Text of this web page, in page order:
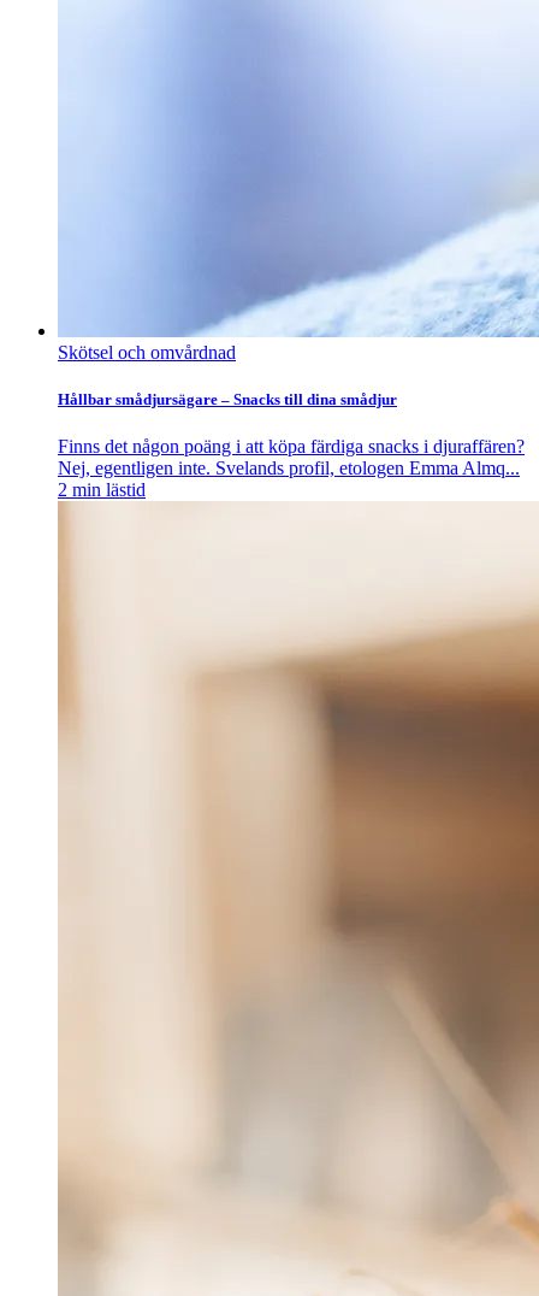
Skötsel och omvårdnad
Hållbar smådjursägare – Snacks till dina smådjur
Finns det någon poäng i att köpa färdiga snacks i djuraffären?
Nej, egentligen inte. Svelands profil, etologen Emma Almq...
2 min lästid